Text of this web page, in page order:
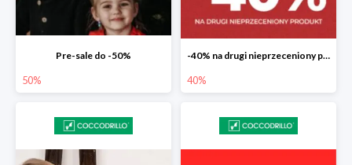
Pre-sale do -50%
50%
-40% na drugi nieprzeceniony produkt
40%